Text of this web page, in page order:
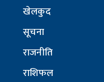
खेलकुद
सूचना
राजनीति
राशिफल